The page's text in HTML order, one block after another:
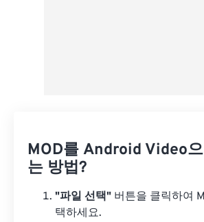
MOD를 Android Video
는 방법?
"파일 선택" 버튼을 클릭하여
택하세요.